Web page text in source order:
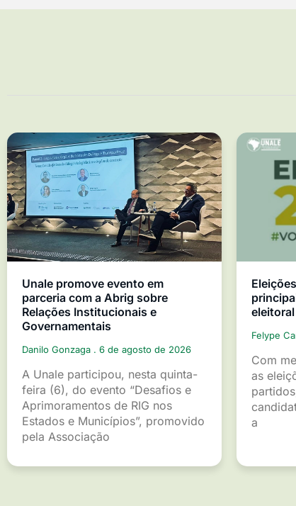
Unale promove evento em
parceria com a Abrig sobre
Relações Institucionais e
Governamentais
Danilo Gonzaga 6 de agosto de 2026
A Unale participou, nesta quinta-
feira (6), do evento “Desafios e
Aprimoramentos de RIG nos
Estados e Municípios”, promovido
pela Associação
Felype
Com
as
a